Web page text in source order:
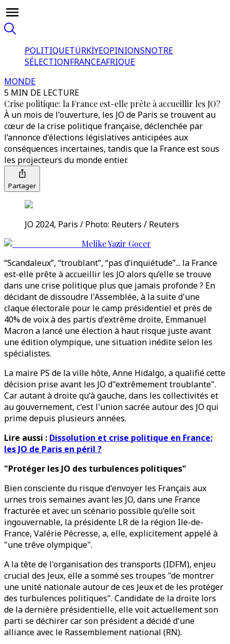
POLITIQUETÜRKİYEOPINIONSNOTRE
SÉLECTIONFRANCEAFRIQUE
MONDE
5 MIN DE LECTURE
Crise politique: la France est-elle prête à accueillir les JO?
À un mois de l'ouverture, les JO de Paris se trouvent au
cœur de la crise politique française, déclenchée par
l’annonce d'élections législatives anticipées aux
conséquences incertaines, tandis que la France est sous
les projecteurs du monde entier.
Partager
JO 2024, Paris / Photo: Reuters / Reuters
Melike Yazir Gocer
“Scandaleux”, “troublant”, “pas d’inquiétude”... la France
est-elle prête à accueillir les JO alors qu’elle se trouve
dans une crise politique plus que jamais profonde ? En
décidant de dissoudre l'Assemblée, à la suite d'une
claque électorale pour le camp présidentiel et près de
40% de voix à des partis d'extrême droite, Emmanuel
Macron a lancé une élection à haut risque juste avant
une édition olympique, une situation inédite selon les
spécialistes.
La maire PS de la ville hôte, Anne Hidalgo, a qualifié cette
décision prise avant les JO d"extrêmement troublante".
Car autant à droite qu'à gauche, dans les collectivités et
au gouvernement, c'est l'union sacrée autour des JO qui
prime depuis plusieurs années.
Lire aussi : Dissolution et crise politique en France:
les JO de Paris en péril ?
"Protéger les JO des turbulences politiques"
Bien consciente du risque d'envoyer les Français aux
urnes trois semaines avant les JO, dans une France
fracturée et avec un scénario possible qu'elle soit
ingouvernable, la présidente LR de la région Ile-de-
France, Valérie Pécresse, a, elle, explicitement appelé à
"une trêve olympique".
A la tête de l'organisation des transports (IDFM), enjeu
crucial des Jeux, elle a sommé ses troupes "de montrer
une unité nationale autour de ces Jeux et de les protéger
des turbulences politiques". Candidate de la droite lors
de la dernière présidentielle, elle voit actuellement son
parti se déchirer car son président a décidé d'une
alliance avec le Rassemblement national (RN).